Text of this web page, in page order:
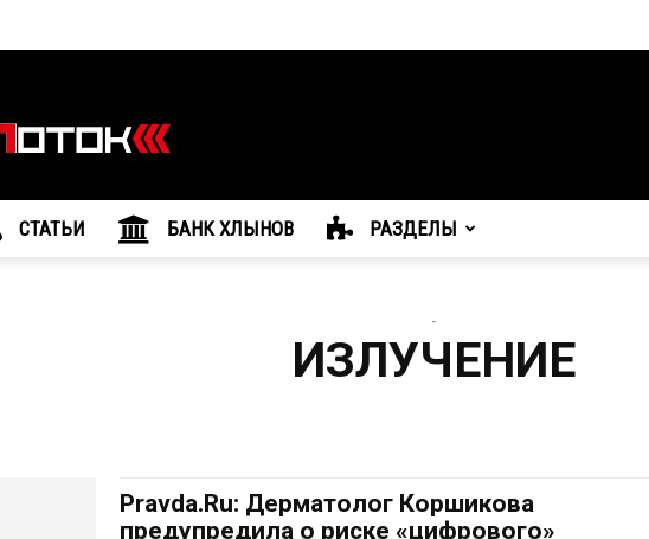
агентство
"МедиаПоток"
CТАТЬИ БАНК ХЛЫНОВ РАЗДЕЛЫ
-
ИЗЛУЧЕНИЕ
Pravda.Ru: Дерматолог Коршикова
предупредила о риске «цифрового»